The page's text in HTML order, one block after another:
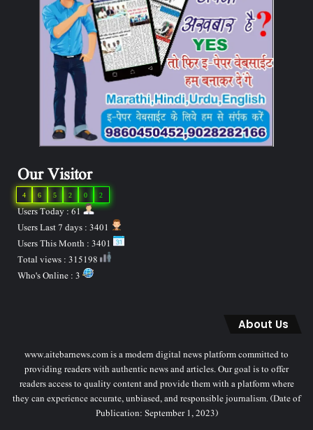
Our Visitor
2
0
2
5
6
4
Users Today : 61
About Us
www.aitebarnews.com is a modern digital news platform committed to
providing readers with authentic news and articles. Our goal is to offer
readers access to quality content and provide them with a platform where
they can experience accurate, unbiased, and responsible journalism. (Date of
Publication: September 1, 2023)